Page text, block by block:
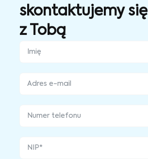
skontaktujemy się
z Tobą